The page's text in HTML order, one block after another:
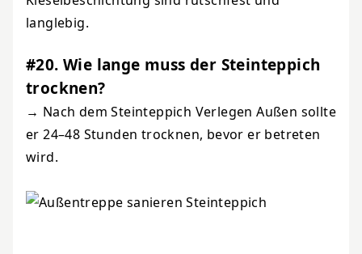
langlebig.
#20. Wie lange muss der Steinteppich
trocknen?
→ Nach dem Steinteppich Verlegen Außen sollte
er 24–48 Stunden trocknen, bevor er betreten
wird.